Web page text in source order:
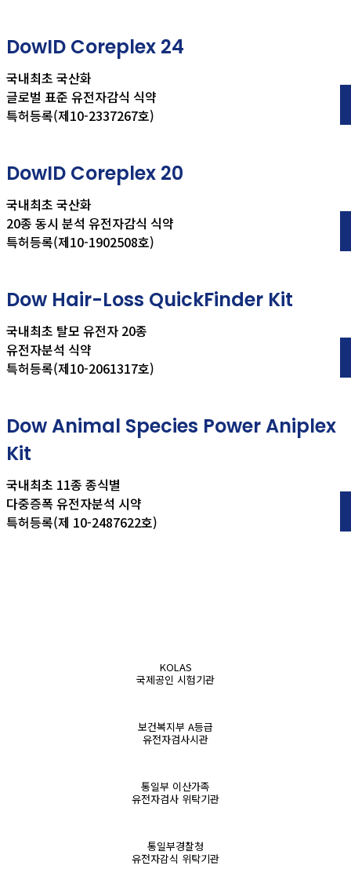
DowID Coreplex 24
국내최초 국산화
글로벌 표준 유전자감식 식약
특허등록(제10-2337267호)
DowID Coreplex 20
국내최초 국산화
20종 동시 분석 유전자감식 식약
특허등록(제10-1902508호)
Dow Hair-Loss QuickFinder Kit
국내최초 탈모 유전자 20종
유전자분석 식약
특허등록(제10-2061317호)
Dow Animal Species Power Aniplex
Kit
국내최초 11종 종식별
다중증폭 유전자분석 시약
특허등록(제 10-2487622호)
KOLAS
국제공인 시험기관
보건복지부 A등급
유전자검사시관
통일부 이산가족
유전자검사 위탁기관
통일부경찰청
유전자감식 위탁기관